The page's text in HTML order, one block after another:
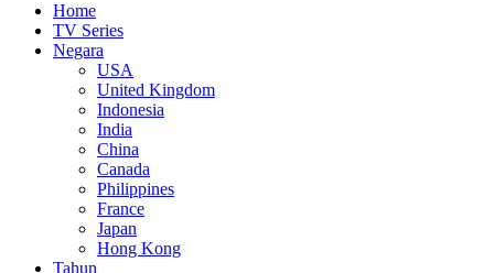
Home
TV Series
Negara
USA
United Kingdom
Indonesia
India
China
Canada
Philippines
France
Japan
Hong Kong
Tahun